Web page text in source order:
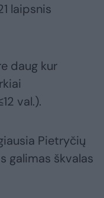
laipsnis
daug kur
val.).
Pietryčių
galimas škvalas